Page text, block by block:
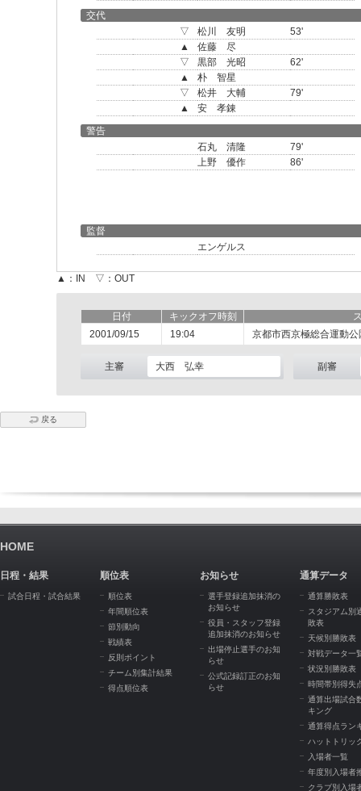
交代
▽
松川 友明
53'
▲
佐藤 尽
▽
黒部 光昭
62'
▲
朴 智星
▽
松井 大輔
79'
▲
安 孝錬
警告
石丸 清隆
79'
上野 優作
86'
監督
エンゲルス
▲：IN ▽：OUT
日付 キックオフ時刻
2001/09/15
19:04 京都市西京極総合運動
主審 大西 弘幸 副審
戻る
HOME
日程・結果
試合日程・試合結果
順位表
順位表
年間順位表
節別動向
戦績表
反則ポイント
チーム別集計結果
得点順位表
お知らせ
選手登録追加抹消の
お知らせ
役員・スタッフ登録
追加抹消のお知らせ
出場停止選手のお知
らせ
公式記録訂正のお知
らせ
通算データ
通算勝敗表
スタジアム別
敗表
天候別勝敗表
対戦データ一
状況別勝敗表
時間帯別得失
通算出場試合
キング
通算得点ラン
ハットトリッ
入場者一覧
年度別入場者
クラブ別入場